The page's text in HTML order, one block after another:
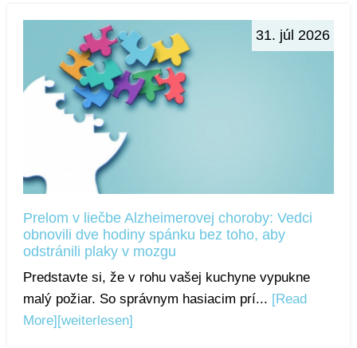
31. júl 2026
Prelom v liečbe Alzheimerovej choroby: Vedci
obnovili dve hodiny spánku bez toho, aby
odstránili plaky v mozgu
Predstavte si, že v rohu vašej kuchyne vypukne
malý požiar. So správnym hasiacim prí... [Read
More][weiterlesen]